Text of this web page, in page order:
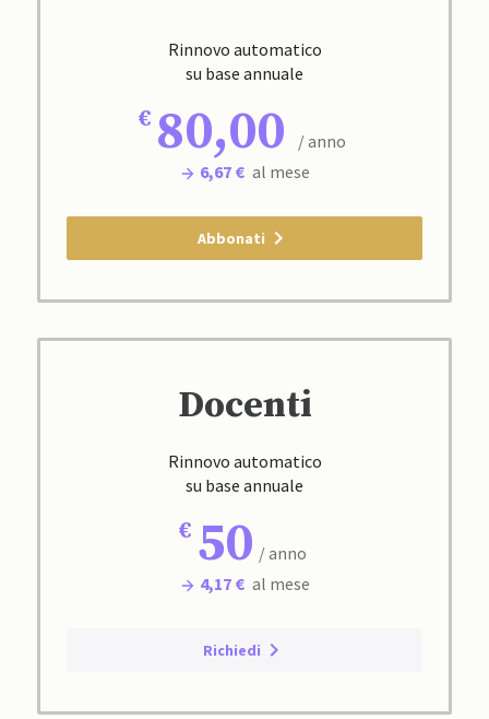
Rinnovo automatico
su base annuale
80,00
/ anno
6,67 € al mese
Abbonati
Docenti
Rinnovo automatico
su base annuale
50 / anno
4,17 € al mese
Richiedi